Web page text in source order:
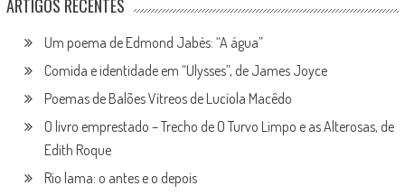
ARTIGOS RECENTES
Um poema de Edmond Jabès: “A água”
Comida e identidade em “Ulysses”, de James Joyce
Poemas de Balões Vítreos de Lucíola Macêdo
O livro emprestado – Trecho de O Turvo Limpo e as Alterosas, de
Edith Roque
Rio lama: o antes e o depois